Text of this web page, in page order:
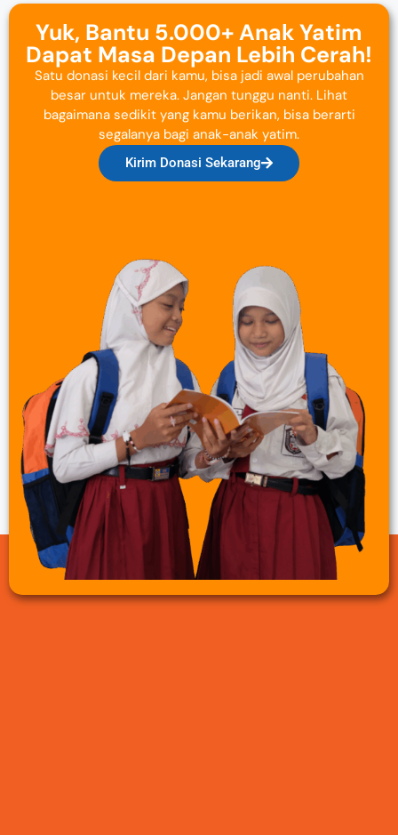
Yuk, Bantu 5.000+ Anak Yatim
Dapat Masa Depan Lebih Cerah!
Satu donasi kecil dari kamu, bisa jadi awal perubahan
besar untuk mereka. Jangan tunggu nanti. Lihat
bagaimana sedikit yang kamu berikan, bisa berarti
segalanya bagi anak-anak yatim.
Kirim Donasi Sekarang